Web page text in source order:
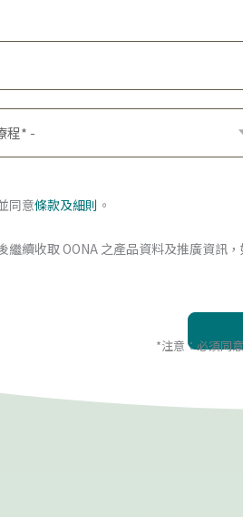
同意條款及細則 。
繼續收取 OONA 之產品資料及推廣資訊
*注意：必須同